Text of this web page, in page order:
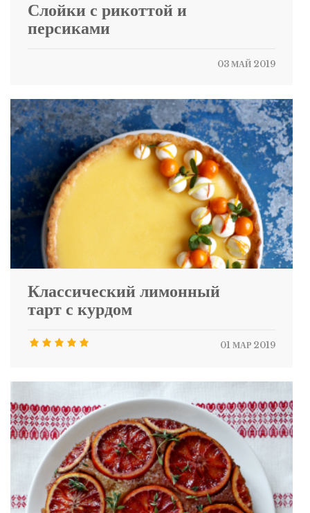
Слойки с рикоттой и
персиками
03 МАЙ 2019
Классический лимонный
тарт с курдом
01 МАР 2019